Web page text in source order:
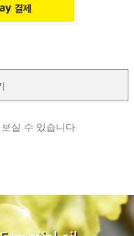
실 수 있습니다